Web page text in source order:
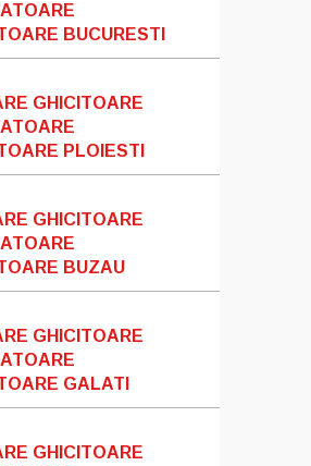
BUCURESTI
GHICITOARE
PLOIESTI
GHICITOARE
BUZAU
GHICITOARE
GALATI
GHICITOARE